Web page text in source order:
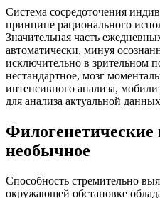
Система сосредоточения
принципе рационального
Значительная часть
автоматически, минуя
исключительно в зрительном
нестандартное, мозг
интенсивного анализа,
для анализа актуальной
Филогенетические
необычное
Способность стремительно
окружающей обстановке